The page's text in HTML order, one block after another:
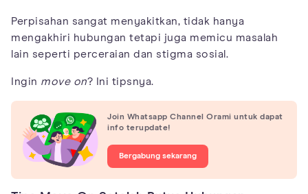
Perpisahan sangat menyakitkan, tidak hanya
mengakhiri hubungan tetapi juga memicu masalah
lain seperti perceraian dan stigma sosial.
Ingin move on? Ini tipsnya.
Join Whatsapp Channel Orami untuk dapat
info terupdate!
Bergabung sekarang